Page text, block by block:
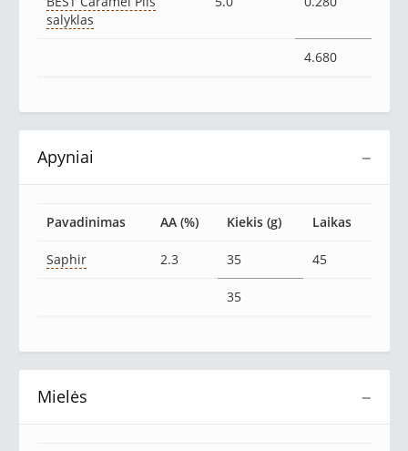
salyklas
4.680
−
Apyniai
Pavadinimas AA (%) Kiekis (g) Laikas
Saphir 2.3 35 45
35
−
Mielės